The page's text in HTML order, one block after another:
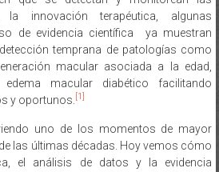
la innovación terapéutica, algunas
de evidencia científica ya muestran
temprana de patologías como
macular asociada a la edad,
macular diabético facilitando
y oportunos.
[1]
uno de los momentos de mayor
las últimas décadas. Hoy vemos cómo
el análisis de datos y la evidencia